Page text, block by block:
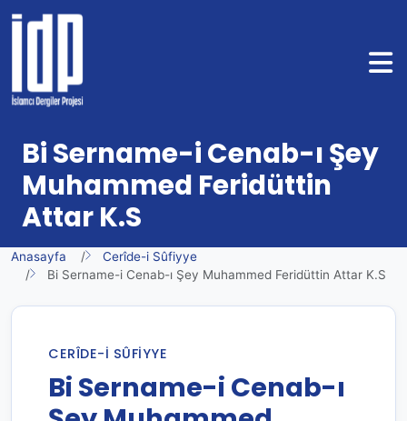
Bi Sername-i Cenab-ı Şey
Muhammed Feridüttin
Attar K.S
Anasayfa
Cerîde-i Sûfiyye
Bi Sername-i Cenab-ı Şey Muhammed Feridüttin Attar K.S
CERÎDE-I SÛFIYYE
Bi Sername-i Cenab-ı